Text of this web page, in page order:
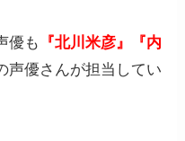
優も
『北川米彦』『内
声優さんが担当してい